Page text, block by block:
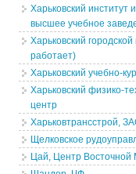
Харьковский
высшее учебное
Харьковский
работает)
Харьковский учебно-
Харьковский физико-
центр
Харьковтрансстрой,
Щелковское
Цай, Центр